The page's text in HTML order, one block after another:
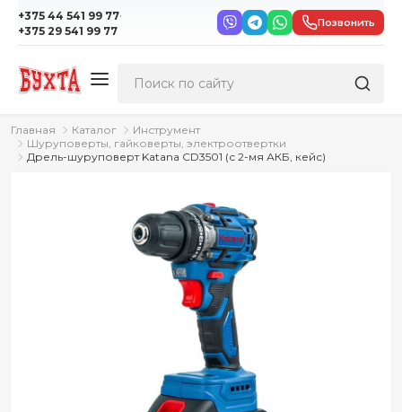
+375 44 541 99 77·
+375 29 541 99 77
Позвонить
Главная Каталог
Инструмент
Шуруповерты, гайковерты, электроотвертки
Дрель-шуруповерт Katana CD3501 (с 2-мя АКБ, кейс)